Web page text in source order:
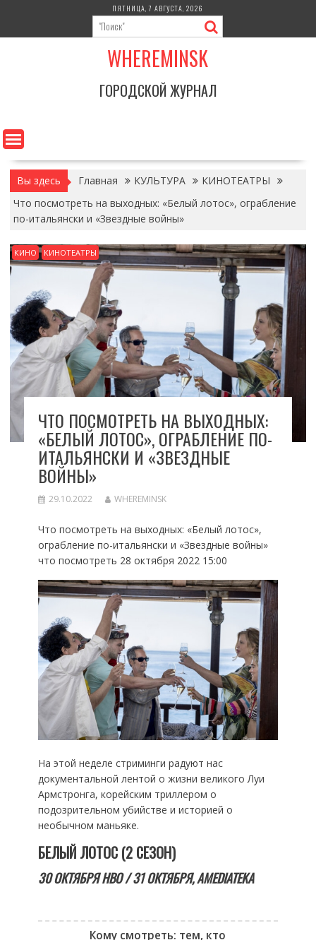
содержимому
ПЯТНИЦА, 7 АВГУСТА, 2026
WHEREMINSK
ГОРОДСКОЙ ЖУРНАЛ
Вы здесь Главная КУЛЬТУРА
КИНОТЕАТРЫ
Что посмотреть на выходных: «Белый лотос», ограбление
по-итальянски и «Звездные войны»
КИНО КИНОТЕАТРЫ
ЧТО ПОСМОТРЕТЬ НА ВЫХОДНЫХ:
«БЕЛЫЙ ЛОТОС», ОГРАБЛЕНИЕ ПО-
ИТАЛЬЯНСКИ И «ЗВЕЗДНЫЕ
ВОЙНЫ»
29.10.2022 WHEREMINSK
Что посмотреть на выходных: «Белый лотос»,
ограбление по-итальянски и «Звездные войны»
что посмотреть 28 октября 2022 15:00
На этой неделе стриминги радуют нас
документальной лентой о жизни великого Луи
Армстронга, корейским триллером о
подозрительном убийстве и историей о
необычном маньяке.
БЕЛЫЙ ЛОТОС (2 СЕЗОН)
30 ОКТЯБРЯ HBO / 31 ОКТЯБРЯ, AMEDIATEKA
Кому смотреть: тем, кто